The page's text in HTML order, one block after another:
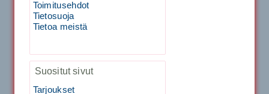
40883 Harjasosa hiekkanurmiharjaan
Vaihto harjasosa hie...
Toimitusehdot
Tietosuoja
Tietoa meistä
Suositut sivut
Tarjoukset